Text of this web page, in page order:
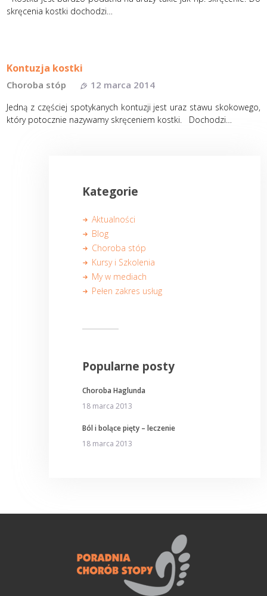
skręcenia kostki dochodzi…
Kontuzja kostki
Choroba stóp 12 marca 2014
Jedną z częściej spotykanych kontuzji jest uraz stawu skokowego,
który potocznie nazywamy skręceniem kostki. Dochodzi…
Kategorie
Aktualności
Blog
Choroba stóp
Kursy i Szkolenia
My w mediach
Pełen zakres usług
Popularne posty
Choroba Haglunda
18 marca 2013
Ból i bolące pięty – leczenie
18 marca 2013